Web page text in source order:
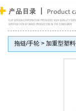
拖链/手轮 > 加重型塑